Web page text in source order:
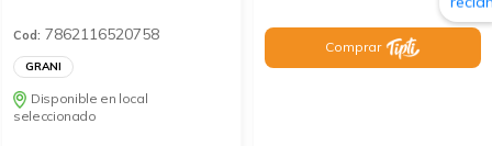
Cod: 7862116520758
GRANI
Disponible en local
seleccionado
Comprar